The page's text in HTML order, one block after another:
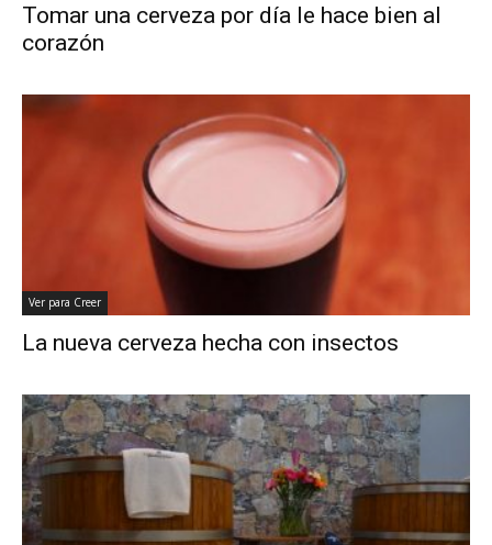
Tomar una cerveza por día le hace bien al
corazón
Ver para Creer
La nueva cerveza hecha con insectos